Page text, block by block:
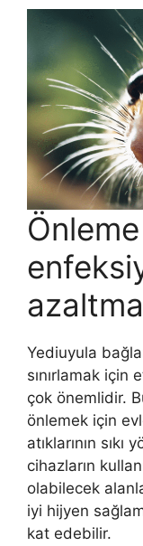
Yediuyula
sınırlamak için
çok önemlidir.
önlemek için
atıklarının
cihazların
olabilecek
iyi hijyen
kat edebilir.